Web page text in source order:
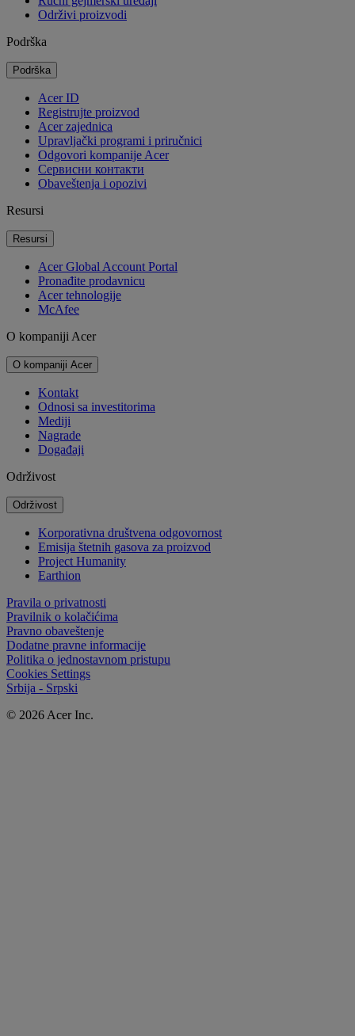
Održivi proizvodi
Podrška
Podrška
Acer ID
Registrujte proizvod
Acer zajednica
Upravljački programi i priručnici
Odgovori kompanije Acer
Cервисни контакти
Obaveštenja i opozivi
Resursi
Resursi
Acer Global Account Portal
Pronađite prodavnicu
Acer tehnologije
McAfee
O kompaniji Acer
O kompaniji Acer
Kontakt
Odnosi sa investitorima
Mediji
Nagrade
Događaji
Održivost
Održivost
Korporativna društvena odgovornost
Emisija štetnih gasova za proizvod
Project Humanity
Earthion
Pravila o privatnosti
Pravilnik o kolačićima
Pravno obaveštenje
Dodatne pravne informacije
Politika o jednostavnom pristupu
Cookies Settings
Srbija - Srpski
© 2026 Acer Inc.